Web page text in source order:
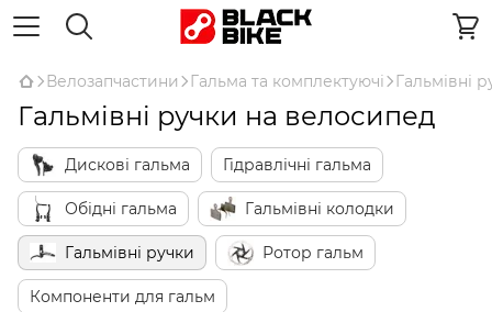
Велозапчастини Гальма та комплектуючі Гальмівні
Гальмівні ручки на велосипед
Дискові гальма Гідравлічні гальма
Обідні гальма Гальмівні колодки
Гальмівні ручки Ротор гальм
Компоненти для гальм